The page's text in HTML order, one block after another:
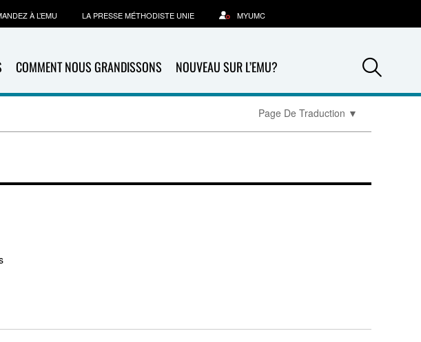
COMMENT NOUS GRANDISSONS NOUVEAU SUR L’EMU?
À L’EMU LA PRESSE MÉTHODISTE UNIE MYUMC
Page De Traduction ▼